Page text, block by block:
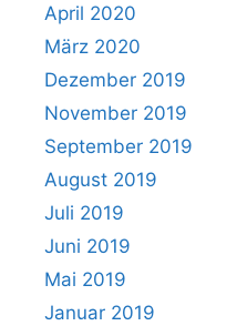
April 2020
März 2020
Dezember 2019
November 2019
September 2019
August 2019
Juli 2019
Juni 2019
Mai 2019
Januar 2019